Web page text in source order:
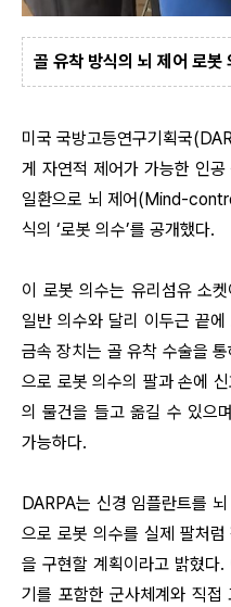
골 유착 방식의 뇌 제어 로봇
미국 국방고등연구기획국
게 자연적 제어가 가능한 인공
일환으로 뇌 제어(Mind-
식의 ‘로봇 의수’를 공개했다.
이 로봇 의수는 유리섬유 소
일반 의수와 달리 이두근 끝
금속 장치는 골 유착 수술을
으로 로봇 의수의 팔과 손에
의 물건을 들고 옮길 수 있으
가능하다.
DARPA는 신경 임플란트를
으로 로봇 의수를 실제 팔처
을 구현할 계획이라고 밝혔다
기를 포함한 군사체계와 직접